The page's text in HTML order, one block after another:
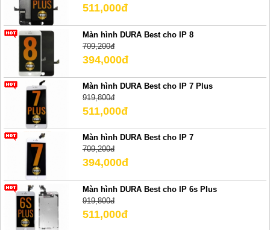
511,000đ
Màn hình DURA Best cho IP 8
709,200đ
394,000đ
Màn hình DURA Best cho IP 7 Plus
919,800đ
511,000đ
Màn hình DURA Best cho IP 7
709,200đ
394,000đ
Màn hình DURA Best cho IP 6s Plus
919,800đ
511,000đ